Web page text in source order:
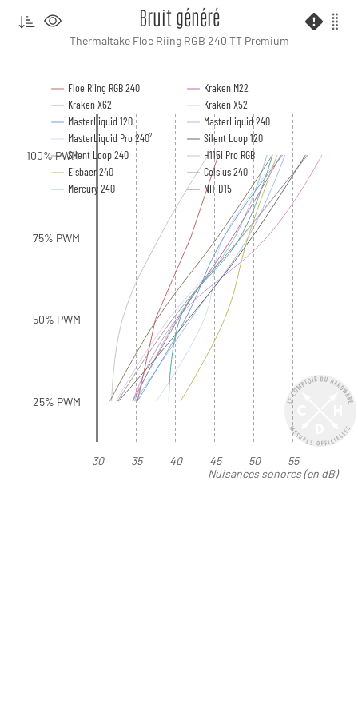
Nuisances sonores (en dB)
Bruit généré
Thermaltake Floe Riing RGB 240 TT Premium
Floe Riing RGB 240
Kraken M22
Kraken X62
Kraken X52
MasterLiquid 120
MasterLiquid 240
MasterLiquid Pro 240²
Silent Loop 120
Silent Loop 240
H115i Pro RGB
Eisbaer 240
Celsius 240
Mercury 240
NH-D15
30 35 40 45 50 55
100% PWM
75% PWM
50% PWM
25% PWM